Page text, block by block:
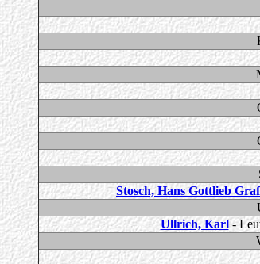
Stosch, Hans Gottlieb
Ullrich, Karl-